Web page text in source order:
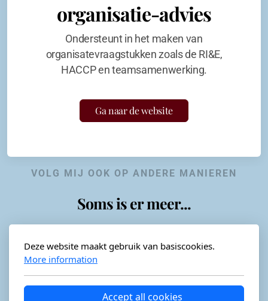
organisatie-advies
Ondersteunt in het maken van
organisatevraagstukken zoals de RI&E,
HACCP en teamsamenwerking.
Ga naar de website
VOLG MIJ OOK OP ANDERE MANIEREN
Soms is er meer...
Horeca-advies
Deze website maakt gebruik van basiscookies.
More information
Accept all cookies